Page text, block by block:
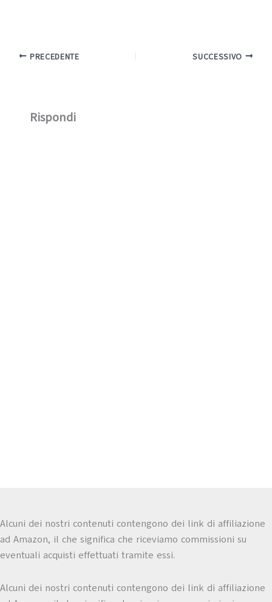
PRECEDENTE SUCCESSIVO
Rispondi
Alcuni dei nostri contenuti contengono dei link di affiliazione
ad Amazon, il che significa che riceviamo commissioni su
eventuali acquisti effettuati tramite essi.
Alcuni dei nostri contenuti contengono dei link di affiliazione